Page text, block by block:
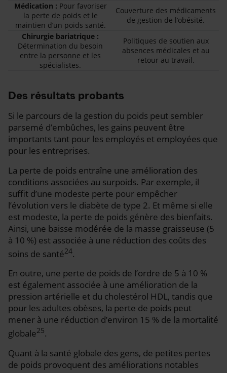
Médication : Pour favoriser
la perte de poids et le
maintien d’un poids santé.
Couverture des médicaments
de gestion de l’obésité.
Chirurgie bariatrique :
Détermination du besoin
entre la personne et les
spécialistes.
Politiques de soutien aux
absences médicales et au
retour au travail.
Des résultats probants
Si le parcours de la gestion du poids peut sembler
parsemé d’embûches, les gains peuvent être
importants tant pour les employés et employées que
pour les entreprises.
La perte de poids entraîne une amélioration des
conditions associées au surpoids. Par exemple, il
suffit d’une modeste perte pour empêcher
l’évolution vers le diabète de type 2. Et même si elle
est modeste, la perte de poids génère des bienfaits.
Ainsi, une baisse modérée de la masse graisseuse (5
à 10 %) est associée à une réduction des coûts des
soins de santé24.
En outre, une perte de poids de l’ordre de 5 à 10 %
est également associée à une amélioration de la
pression artérielle et du cholestérol HDL, tandis que
pour les adultes obèses, la perte de poids peut
mener à une réduction d’environ 15 % de la mortalité
globale25.
Quant à la santé globale des gens, de petites pertes
de poids provoquent des améliorations notables